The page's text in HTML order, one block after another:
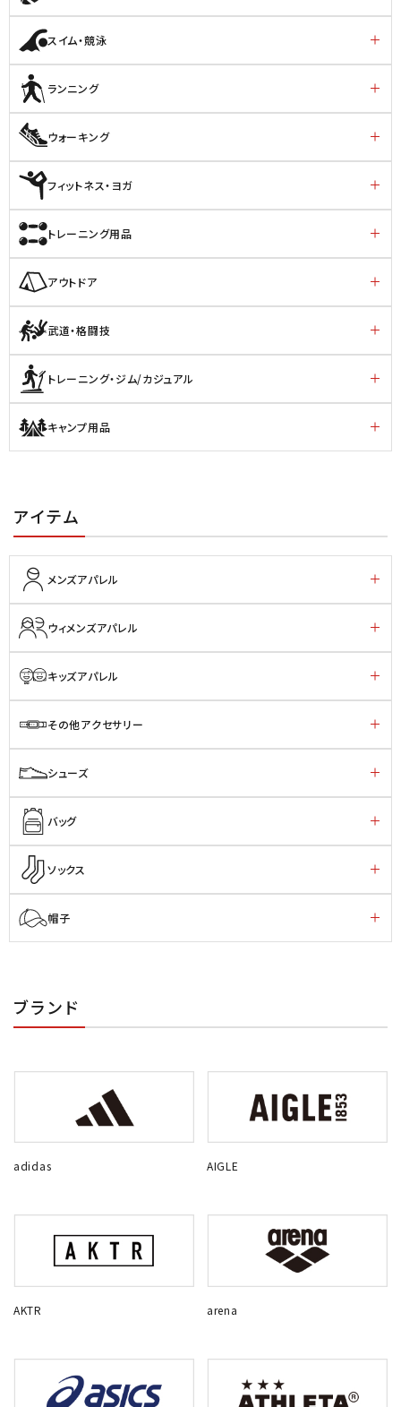
スイム・競泳
ランニング
ウォーキング
フィットネス・ヨガ
トレーニング用品
アウトドア
武道・格闘技
トレーニング・ジム/カジュアル
キャンプ用品
アイテム
メンズアパレル
ウィメンズアパレル
キッズアパレル
その他アクセサリー
シューズ
バッグ
ソックス
帽子
ブランド
adidas AIGLE
AKTR arena